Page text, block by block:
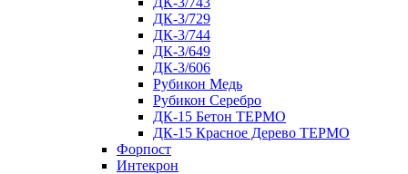
ДК-3/729
ДК-3/744
ДК-3/649
ДК-3/606
Рубикон Медь
Рубикон Серебро
ДК-15 Бетон ТЕРМО
ДК-15 Красное Дерево ТЕРМО
Форпост
Интекрон